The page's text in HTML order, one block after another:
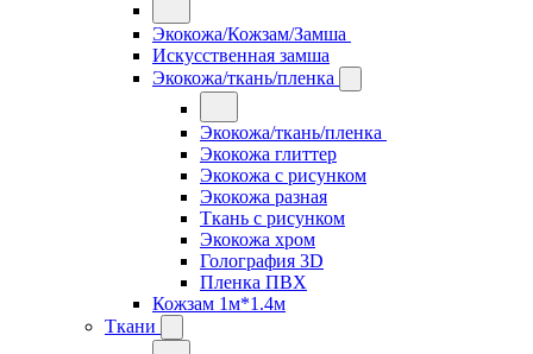
Экокожа/Кожзам/Замша
Искусственная замша
Экокожа/ткань/пленка
Экокожа/ткань/пленка
Экокожа глиттер
Экокожа с рисунком
Экокожа разная
Ткань с рисунком
Экокожа хром
Голография 3D
Пленка ПВХ
Кожзам 1м*1.4м
Ткани